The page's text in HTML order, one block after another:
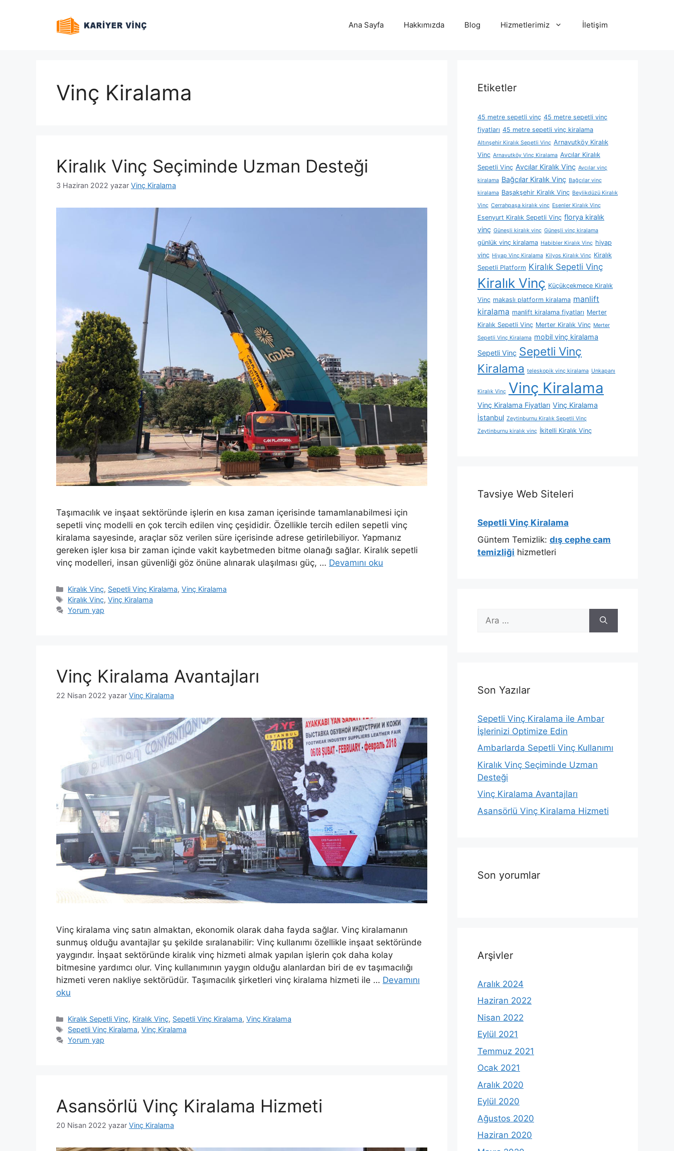
Ana Sayfa Hakkımızda Blog Hizmetlerimiz İletişim
Vinç Kiralama
Kiralık Vinç Seçiminde Uzman Desteği
3 Haziran 2022 yazar Vinç Kiralama
Taşımacılık ve inşaat sektöründe işlerin en kısa zaman içerisinde tamamlanabilmesi için
sepetli vinç modelli en çok tercih edilen vinç çeşididir. Özellikle tercih edilen sepetli vinç
kiralama sayesinde, araçlar söz verilen süre içerisinde adrese getirilebiliyor. Yapmanız
gereken işler kısa bir zaman içinde vakit kaybetmeden bitme olanağı sağlar. Kiralık sepetli
vinç modelleri, insan güvenliği göz önüne alınarak ulaşılması güç, … Devamını oku
Kategoriler
Kiralık Vinç, Sepetli Vinç Kiralama,Vinç Kiralama
Etiketler
Kiralık Vinç,Vinç Kiralama
Yorum yap
Vinç Kiralama Avantajları
22 Nisan 2022 yazar Vinç Kiralama
Vinç kiralama vinç satın almaktan, ekonomik olarak daha fayda sağlar. Vinç kiralamanın
sunmuş olduğu avantajlar şu şekilde sıralanabilir: Vinç kullanımı özellikle inşaat sektöründe
yaygındır. İnşaat sektöründe kiralık vinç hizmeti almak yapılan işlerin çok daha kolay
bitmesine yardımcı olur. Vinç kullanımının yaygın olduğu alanlardan biri de ev taşımacılığı
hizmeti veren nakliye sektörüdür. Taşımacılık şirketleri vinç kiralama hizmeti ile … Devamını
oku
Kategoriler
Kiralık Sepetli Vinç, Kiralık Vinç, Sepetli Vinç Kiralama,Vinç Kiralama
Etiketler
Sepetli Vinç Kiralama,Vinç Kiralama
Yorum yap
Asansörlü Vinç Kiralama Hizmeti
20 Nisan 2022 yazar Vinç Kiralama
Etiketler
45 metre sepetli vinç 45 metre sepetli vinç
fiyatları 45 metre sepetli vinç kiralama
Altınşehir Kiralık Sepetli Vinç Arnavutköy Kiralık
Vinç Arnavutköy Vinç Kiralama Avcılar Kiralık
Sepetli Vinç Avcılar Kiralık Vinç Avcılar vinç
kiralama Bağcılar Kiralık Vinç Bağcılar vinç
kiralama Başakşehir Kiralık Vinç Beylikdüzü Kiralık
Vinç Cerrahpaşa kiralık vinç Esenler Kiralık Vinç
Esenyurt Kiralık Sepetli Vinç florya kiralık
vinç Güneşli kiralık vinç Güneşli vinç kiralama
günlük vinç kiralama Habibler Kiralık Vinç hiyap
vinç Hiyap Vinç Kiralama Kilyos Kiralık Vinç Kiralık
Sepetli Platform Kiralık Sepetli Vinç
Kiralık Vinç Küçükçekmece Kiralık
Vinç makaslı platform kiralama manlift
kiralama manlift kiralama fiyatları Merter
Kiralık Sepetli Vinç Merter Kiralık Vinç Merter
Sepetli Vinç Kiralama mobil vinç kiralama
Sepetli Vinç Sepetli Vinç
Kiralama teleskopik vinç kiralama Unkapanı
Kiralık Vinç Vinç Kiralama
Vinç Kiralama Fiyatları Vinç Kiralama
İstanbul Zeytinburnu Kiralık Sepetli Vinç
Zeytinburnu kiralık vinç İkitelli Kiralık Vinç
Tavsiye Web Siteleri
Sepetli Vinç Kiralama
Güntem Temizlik: dış cephe cam
temizliği hizmetleri
ara
Son Yazılar
Sepetli Vinç Kiralama ile Ambar
İşlerinizi Optimize Edin
Ambarlarda Sepetli Vinç Kullanımı
Kiralık Vinç Seçiminde Uzman
Desteği
Vinç Kiralama Avantajları
Asansörlü Vinç Kiralama Hizmeti
Son yorumlar
Arşivler
Aralık 2024
Haziran 2022
Nisan 2022
Eylül 2021
Temmuz 2021
Ocak 2021
Aralık 2020
Eylül 2020
Ağustos 2020
Haziran 2020